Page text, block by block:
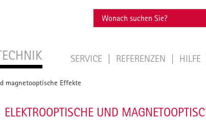
SERVICE REFERENZEN HILFE
magnetooptische Effekte
ELEKTROOPTISCHE UND